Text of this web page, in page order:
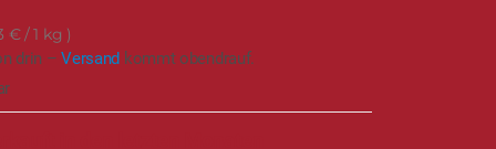
€/ 1 kg
drin –Versand kommt obendrauf.